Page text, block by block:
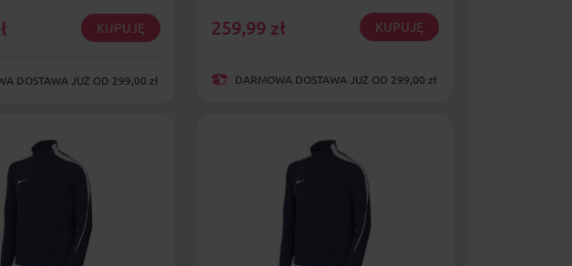
KUPUJĘ
DOSTAWA JUŻ OD 299,00 zł
259,99 zł KUPUJĘ
DARMOWA DOSTAWA JUŻ OD 299,00 zł